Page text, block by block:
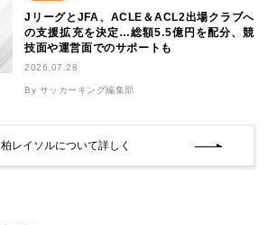
JリーグとJFA、ACLE＆ACL2出場クラブへ
の支援拡充を決定…総額5.5億円を配分、競
技面や運営面でのサポートも
2026.07.28
By サッカーキング編集部
柏レイソルについて詳しく